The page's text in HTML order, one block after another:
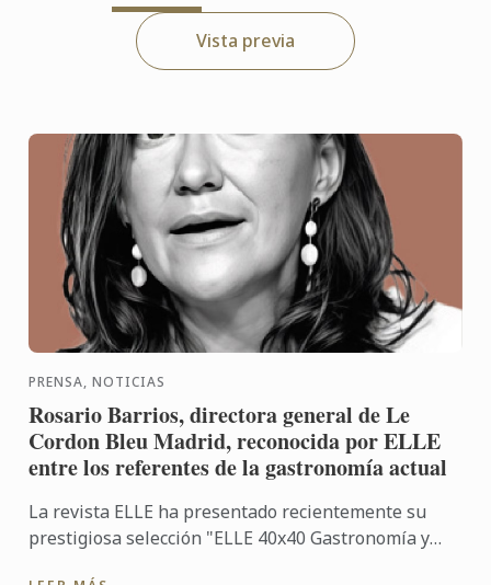
Vista previa
PRENSA, NOTICIAS
Rosario Barrios, directora general de Le
Cordon Bleu Madrid, reconocida por ELLE
entre los referentes de la gastronomía actual
La revista ELLE ha presentado recientemente su
prestigiosa selección "ELLE 40x40 Gastronomía y